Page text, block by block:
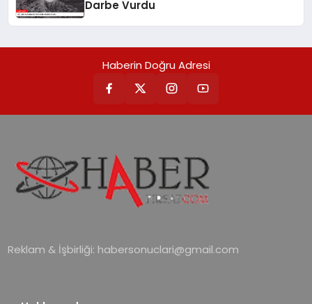
Darbe Vurdu
Haberin Doğru Adresi
Reklam & İşbirliği: habersonuclari@gmail.com